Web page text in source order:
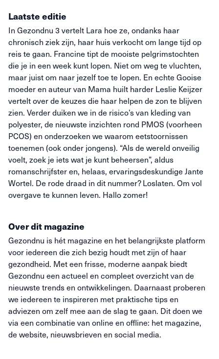
Laatste editie
In Gezondnu 3 vertelt Lara hoe ze, ondanks haar
chronisch ziek zijn, haar huis verkocht om lange tijd op
reis te gaan. Francine tipt de mooiste pelgrimstochten
die je in een week kunt lopen. Niet om weg te vluchten,
maar juist om naar jezelf toe te lopen. En echte Gooise
moeder en auteur van Mama huilt harder Leslie Keijzer
vertelt over de keuzes die haar helpen de zon te blijven
zien. Verder duiken we in de risico’s van kleding van
polyester, de nieuwste inzichten rond PMOS (voorheen
PCOS) en onderzoeken we waarom eetstoornissen
toenemen (ook onder jongens). “Als de wereld onveilig
voelt, zoek je iets wat je kunt beheersen”, aldus
romanschrijfster en, helaas, ervaringsdeskundige Jante
Wortel. De rode draad in dit nummer? Loslaten. Om vol
overgave te kunnen leven. Hallo zomer!
Over dit magazine
Gezondnu is hét magazine en het belangrijkste platform
voor iedereen die zich bezig houdt met zijn of haar
gezondheid. Met een frisse, moderne aanpak biedt
Gezondnu een actueel en compleet overzicht van de
nieuwste trends en ontwikkelingen. Daarnaast proberen
we iedereen te inspireren met praktische tips en
adviezen om zelf mee aan de slag te gaan. Dit doen we
via een combinatie van online en offline: het magazine,
de website, nieuwsbrieven en social media.